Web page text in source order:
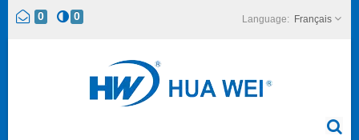
0 0 Français